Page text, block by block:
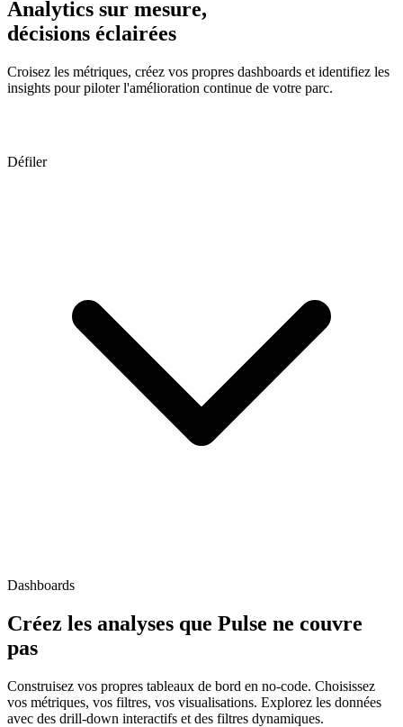
Analytics sur mesure,
décisions éclairées
Croisez les métriques, créez vos propres dashboards et identifiez les
insights pour piloter l'amélioration continue de votre parc.
Défiler
Dashboards
Créez les analyses que Pulse ne couvre
pas
Construisez vos propres tableaux de bord en no-code. Choisissez
vos métriques, vos filtres, vos visualisations. Explorez les données
avec des drill-down interactifs et des filtres dynamiques.